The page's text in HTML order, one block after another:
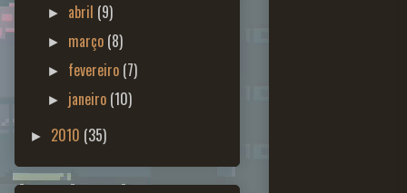
► abril (9)
► março (8)
► fevereiro (7)
► janeiro (10)
► 2010 (35)